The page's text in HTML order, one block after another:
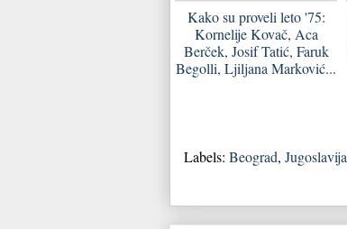
Kako su proveli leto '75:
Kornelije Kovač, Aca
Berček, Josif Tatić, Faruk
Begolli, Ljiljana Marković...
Labels: Beograd, Jugoslavija